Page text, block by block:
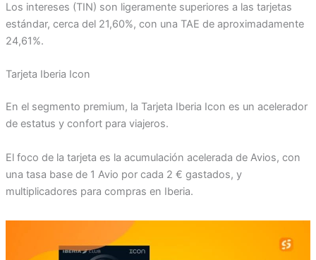
Los intereses (TIN) son ligeramente superiores a las tarjetas
estándar, cerca del 21,60%, con una TAE de aproximadamente
24,61%.
Tarjeta Iberia Icon
En el segmento premium, la Tarjeta Iberia Icon es un acelerador
de estatus y confort para viajeros.
El foco de la tarjeta es la acumulación acelerada de Avios, con
una tasa base de 1 Avio por cada 2 € gastados, y
multiplicadores para compras en Iberia.